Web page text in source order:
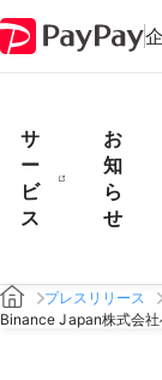
サ
ー
ビ
ス
お
知
ら
せ
プレスリリース
Binance Japan株式会社